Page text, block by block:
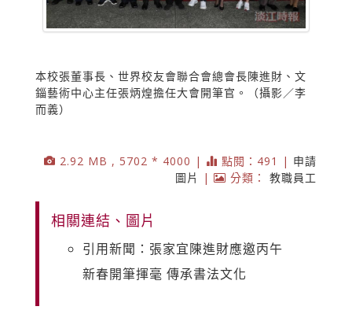
本校張董事長、世界校友會聯合會總會長陳進財、文
錙藝術中心主任張炳煌擔任大會開筆官。（攝影／李
而義）
2.92 MB , 5702 * 4000 | 點閱：491 | 申請
圖片
| 分類： 教職員工
相關連結、圖片
引用新聞：張家宜陳進財應邀丙午
新春開筆揮毫 傳承書法文化